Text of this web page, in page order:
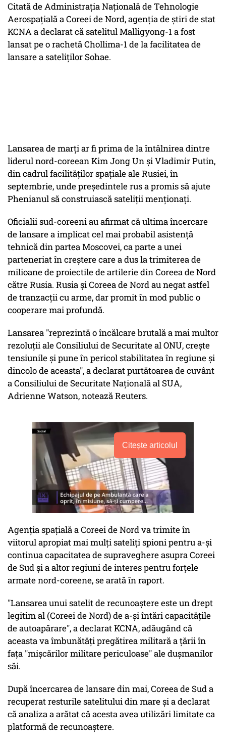
Citată de Administrația Națională de Tehnologie
Aerospațială a Coreei de Nord, agenția de știri de stat
KCNA a declarat că satelitul Malligyong-1 a fost
lansat pe o rachetă Chollima-1 de la facilitatea de
lansare a sateliților Sohae.
Lansarea de marți ar fi prima de la întâlnirea dintre
liderul nord-coreean Kim Jong Un și Vladimir Putin,
din cadrul facilităților spațiale ale Rusiei, în
septembrie, unde președintele rus a promis să ajute
Phenianul să construiască sateliții menționați.
Oficialii sud-coreeni au afirmat că ultima încercare
de lansare a implicat cel mai probabil asistență
tehnică din partea Moscovei, ca parte a unei
parteneriat în creștere care a dus la trimiterea de
milioane de proiectile de artilerie din Coreea de Nord
către Rusia. Rusia și Coreea de Nord au negat astfel
de tranzacții cu arme, dar promit în mod public o
cooperare mai profundă.
Lansarea "reprezintă o încălcare brutală a mai multor
rezoluții ale Consiliului de Securitate al ONU, crește
tensiunile și pune în pericol stabilitatea în regiune și
dincolo de aceasta", a declarat purtătoarea de cuvânt
a Consiliului de Securitate Națională al SUA,
Adrienne Watson, notează Reuters.
Citește articolul
Agenția spațială a Coreei de Nord va trimite în
viitorul apropiat mai mulți sateliți spioni pentru a-și
continua capacitatea de supraveghere asupra Coreei
de Sud și a altor regiuni de interes pentru forțele
armate nord-coreene, se arată în raport.
"Lansarea unui satelit de recunoaștere este un drept
legitim al (Coreei de Nord) de a-și întări capacitățile
de autoapărare", a declarat KCNA, adăugând că
aceasta va îmbunătăți pregătirea militară a țării în
fața "mișcărilor militare periculoase" ale dușmanilor
săi.
După încercarea de lansare din mai, Coreea de Sud a
recuperat resturile satelitului din mare și a declarat
că analiza a arătat că acesta avea utilizări limitate ca
platformă de recunoaștere.